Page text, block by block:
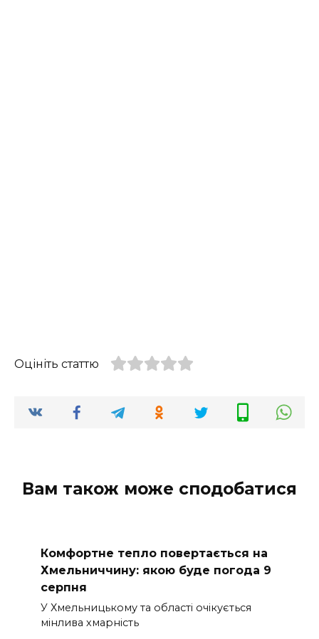
Оцініть статтю
Вам також може сподобатися
Комфортне тепло повертається на
Хмельниччину: якою буде погода 9
серпня
У Хмельницькому та області очікується
мінлива хмарність